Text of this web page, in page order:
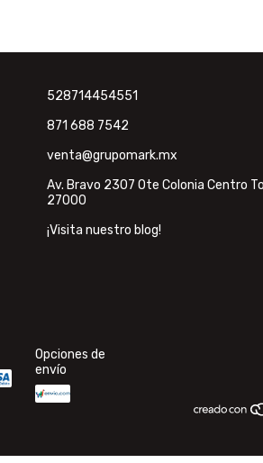
528714454551
871 688 7542
venta@grupomark.mx
Av. Bravo 2307 Ote Colonia Centro
27000
¡Visita nuestro blog!
Opciones de
envío